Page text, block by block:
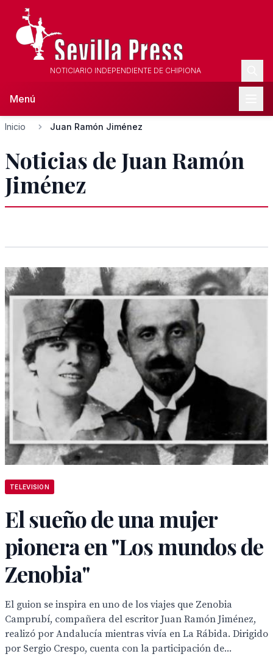
NOTICIARIO INDEPENDIENTE DE CHIPIONA
Menú
Inicio Juan Ramón Jiménez
Noticias de Juan Ramón
Jiménez
TELEVISION
El sueño de una mujer
pionera en "Los mundos de
Zenobia"
El guion se inspira en uno de los viajes que Zenobia
Camprubí, compañera del escritor Juan Ramón Jiménez,
realizó por Andalucía mientras vivía en La Rábida. Dirigido
por Sergio Crespo, cuenta con la participación de...